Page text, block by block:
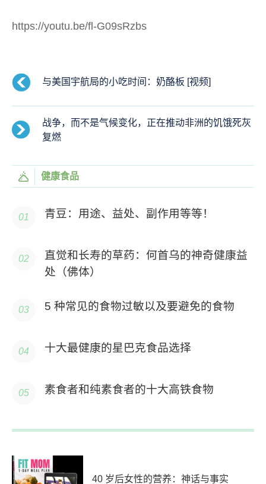
https://youtu.be/fl-G09sRzbs
与美国宇航局的小吃时间：奶酪板 [视频]
战争，而不是气候变化，正在推动非洲的饥饿死灰
复燃
健康食品
青豆：用途、益处、副作用等等！
直觉和长寿的草药：何首乌的神奇健康益
处（佛体）
5 种常见的食物过敏以及要避免的食物
十大最健康的星巴克食品选择
素食者和纯素食者的十大高铁食物
40 岁后女性的营养：神话与事实